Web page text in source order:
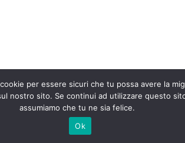
per essere sicuri che tu possa avere la
nostro sito. Se continui ad utilizzare questo
assumiamo che tu ne sia felice.
Ok